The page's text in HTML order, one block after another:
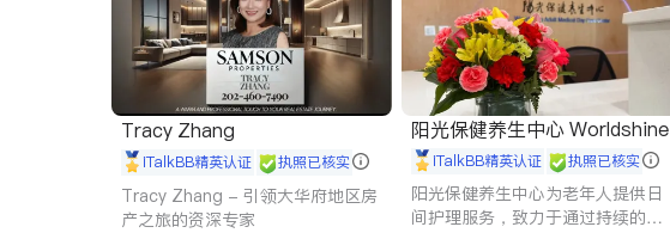
Tracy Zhang
iTalkBB精英认证 执照已核实
Tracy Zhang - 引领大华府地区房
产之旅的资深专家
阳光保健养生中心 Worldshine
iTalkBB精英认证 执照已核实
阳光保健养生中心为老年人提供日
间护理服务，致力于通过持续的护